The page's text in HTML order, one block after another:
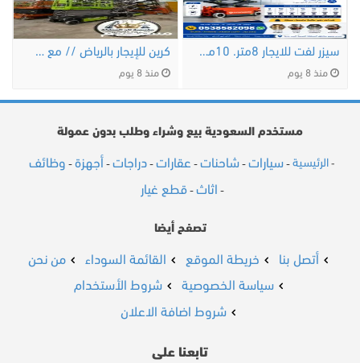
سيزر لفت للايجار 8متر. 10متر. 12متر. 14متر. 16متر. …
منذ 8 يوم
كرين للإيجار بالرياض // مع سائقين ومشغلين …
منذ 8 يوم
مستخدم السعودية بيع وشراء وطلب بدون عمولة
- الرئيسية - سيارات - شاحنات - عقارات - دراجات - أجهزة - وظائف
- اثاث -قطع غيار
تصفح أيضا
أتصل بنا خريطة الموقع القائمة السوداء
من نحن
سياسة الخصوصية
شروط الأستخدام
شروط اضافة الاعلان
تابعنا على